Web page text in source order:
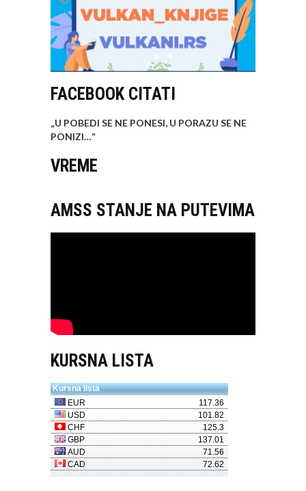
FACEBOOK CITATI
„U POBEDI SE NE PONESI, U PORAZU SE NE
PONIZI…“
VREME
AMSS STANJE NA PUTEVIMA
KURSNA LISTA